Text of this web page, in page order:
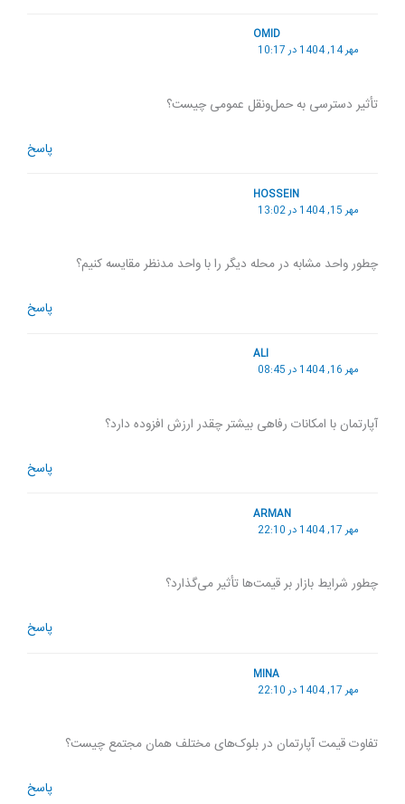
OMID
مهر 14, 1404 در 10:17
تأثیر دسترسی به حمل‌ونقل عمومی چیست؟
پاسخ
HOSSEIN
مهر 15, 1404 در 13:02
چطور واحد مشابه در محله دیگر را با واحد مدنظر مقایسه کنیم؟
پاسخ
ALI
مهر 16, 1404 در 08:45
آپارتمان با امکانات رفاهی بیشتر چقدر ارزش افزوده دارد؟
پاسخ
ARMAN
مهر 17, 1404 در 22:10
چطور شرایط بازار بر قیمت‌ها تأثیر می‌گذارد؟
پاسخ
MINA
مهر 17, 1404 در 22:10
تفاوت قیمت آپارتمان در بلوک‌های مختلف همان مجتمع چیست؟
پاسخ